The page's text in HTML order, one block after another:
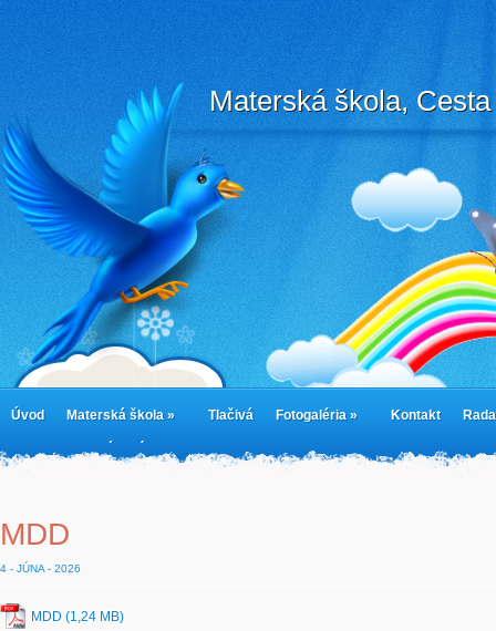
Materská škola,
Úvod Materská škola » Tlačivá Fotogaléria » Kontakt
cookies Jedálny lístok Cookie Policy
MDD
4 - JÚNA - 2026
MDD